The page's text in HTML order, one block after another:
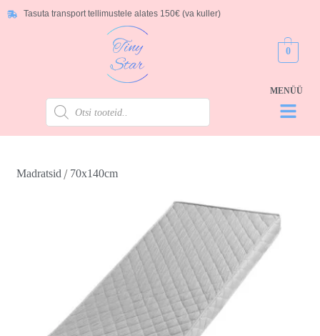
Tasuta transport tellimustele alates 150€ (va kuller)
0
Madratsid/ 70x140cm